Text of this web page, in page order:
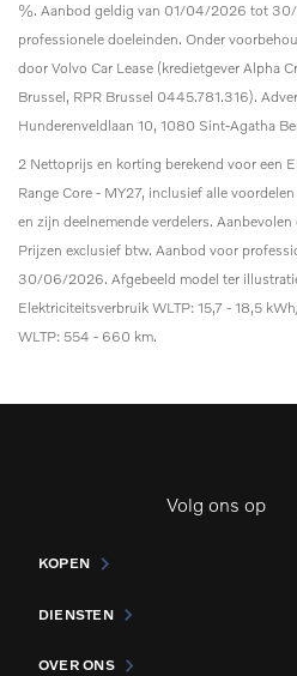
%. Aanbod geldig van 01/04/2026 tot
professionele doeleinden. Onder
door Volvo Car Lease (kredietgever Alpha
Brussel, RPR Brussel 0445.781.316).
Hunderenveldlaan 10, 1080 Sint-Agatha
2 Nettoprijs en korting berekend voor een
Range Core - MY27, inclusief alle
en zijn deelnemende verdelers.
Prijzen exclusief btw. Aanbod voor
30/06/2026. Afgebeeld model ter
Elektriciteitsverbruik WLTP: 15,7 - 18,5
WLTP: 554 - 660 km.
Volg ons op
KOPEN
DIENSTEN
OVER ONS